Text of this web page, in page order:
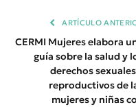
ARTÍCULO
CERMI Mujeres elabora
guía sobre la salud y
derechos
reproductivos de
mujeres y niñas